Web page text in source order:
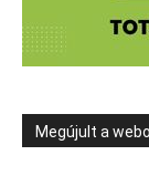
Megújult a